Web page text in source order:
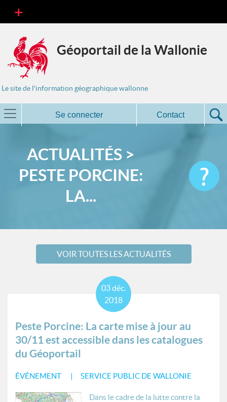
Géoportail de la Wallonie
Le site de l'information géographique wallonne
Se connecter Contact
ACTUALITÉS >
PESTE PORCINE:
LA...
VOIR TOUTES LES ACTUALITÉS
Peste Porcine: La carte mise à jour au
30/11 est accessible dans les catalogues
du Géoportail
ÉVÉNEMENT SERVICE PUBLIC DE WALLONIE
03déc.
2018
Dans le cadre de la lutte contre la